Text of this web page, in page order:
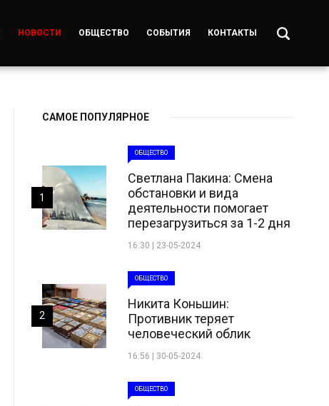
НОВОСТИ ОБЩЕСТВО СОБЫТИЯ КОНТАКТЫ
САМОЕ ПОПУЛЯРНОЕ
ОБЩЕСТВО
Светлана Пакина: Смена
обстановки и вида
деятельности помогает
перезагрузиться за 1-2 дня
16:30 | 23-05-2024
1
ОБЩЕСТВО
Никита Коньшин:
Противник теряет
человеческий облик
16:56 | 30-05-2024
2
ОБЩЕСТВО